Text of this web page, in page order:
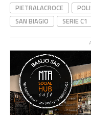
PIETRALACROCE
SAN BIAGIO
SERIE C1